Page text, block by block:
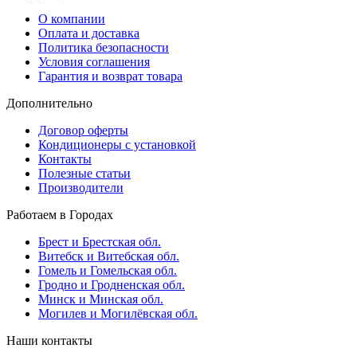
О компании
Оплата и доставка
Политика безопасности
Условия соглашения
Гарантия и возврат товара
Дополнительно
Договор оферты
Кондиционеры с установкой
Контакты
Полезные статьи
Производители
Работаем в Городах
Брест и Брестская обл.
Витебск и Витебская обл.
Гомель и Гомельская обл.
Гродно и Гродненская обл.
Минск и Минская обл.
Могилев и Могилёвская обл.
Наши контакты